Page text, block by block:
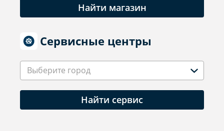
Найти магазин
Сервисные центры
Выберите город
Найти сервис